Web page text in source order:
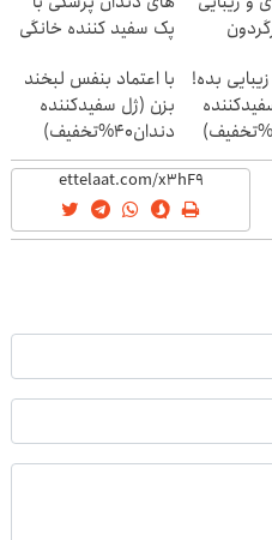
پک سفید کننده خانگی
بده!
با اعتماد بنفس لبخند
بزن (ژل سفیدکننده
دندان40%تخفیف)